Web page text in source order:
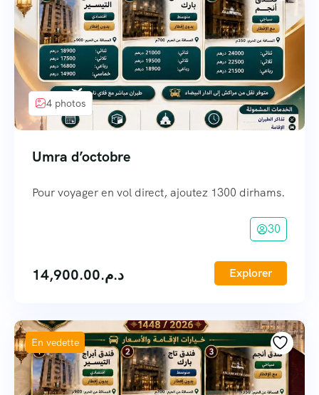
4 photos
Umra d’octobre
Pour voyager en vol direct, ajoutez 1300 dirhams.
30
د.م.14,900.00 Explorer
En vedette